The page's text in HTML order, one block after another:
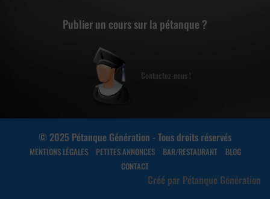
Publier un cours sur la pétanque ?
Contactez-nous !
© 2025 Pétanque Génération - Tous droits réservés
MENTIONS LÉGALES PETITES ANNONCES BAR/RESTAURANT
BLOG
CONTACT
Créé par Pétanque Génération